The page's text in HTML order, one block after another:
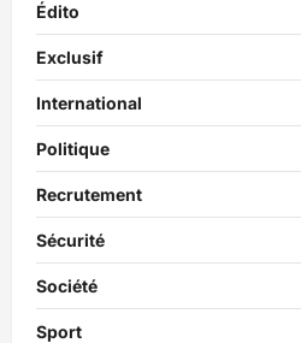
Édito
Exclusif
International
Politique
Recrutement
Sécurité
Société
Sport